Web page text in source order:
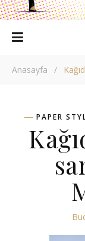
Anasayfa /
PAPER